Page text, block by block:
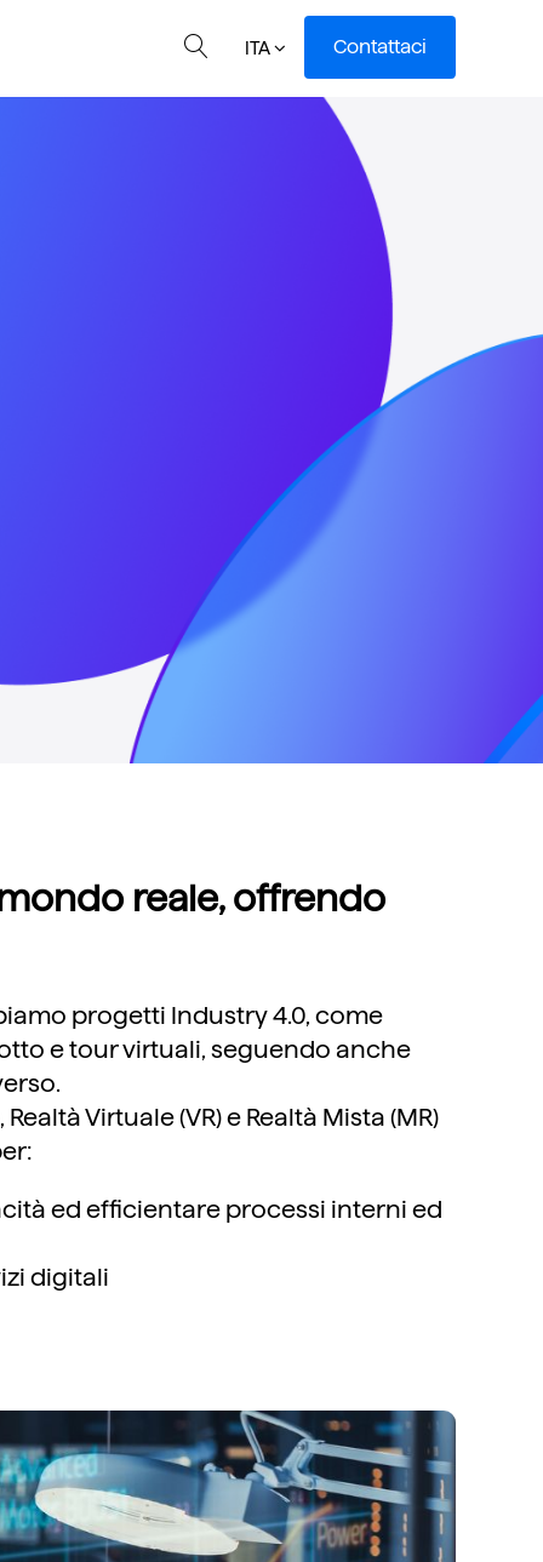
ITA Contattaci
reale, offrendo
progetti Industry 4.0, come
e tour virtuali, seguendo anche
Virtuale (VR) e Realtà Mista (MR)
ed efficientare processi interni ed
digitali